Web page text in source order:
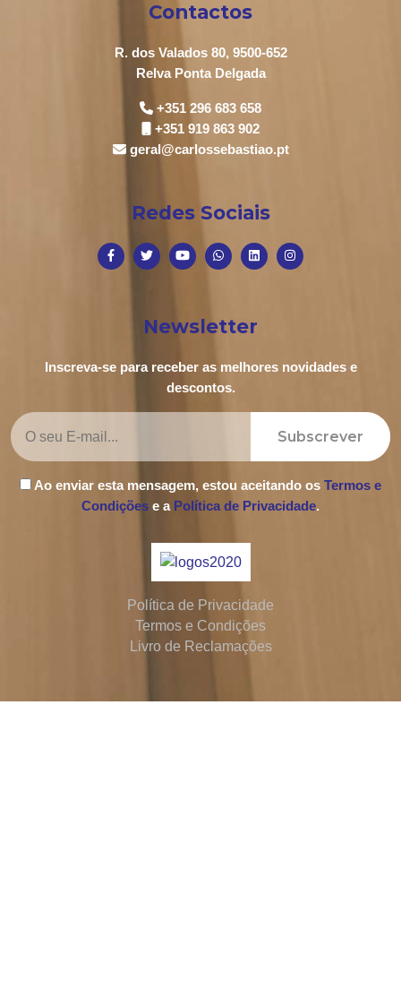
Contactos
R. dos Valados 80, 9500-652
Relva Ponta Delgada
+351 296 683 658
+351 919 863 902
geral@carlossebastiao.pt
Redes Sociais
Newsletter
Inscreva-se para receber as melhores novidades e
descontos.
Subscrever
Ao enviar esta mensagem, estou aceitando os Termos e
Condições e a Política de Privacidade.
Política de Privacidade
Termos e Condições
Livro de Reclamações